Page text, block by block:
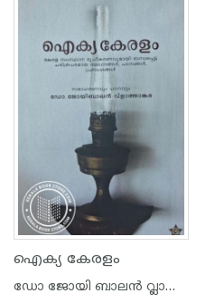
ഐക്യ കേരളം
ഡോ ജോയി ബാലന്‍ വ്ലാത്താക്കര